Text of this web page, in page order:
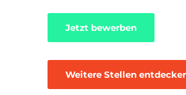
Jetzt bewerben
Weitere Stellen